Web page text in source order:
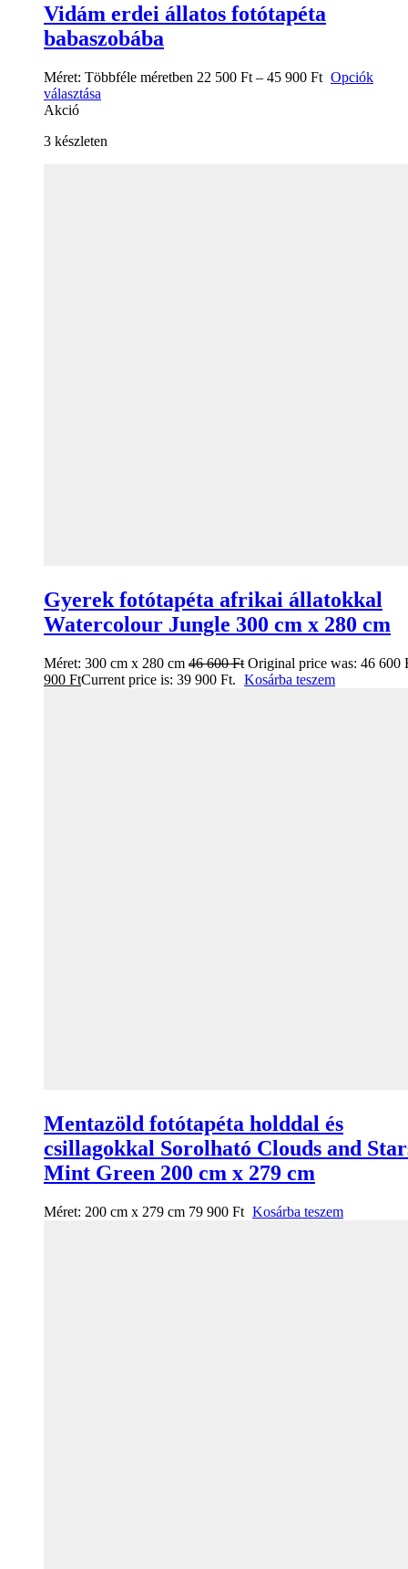
Vidám erdei állatos fotótapéta
babaszobába
Méret: Többféle méretben 22 500 Ft – 45 900 Ft Opciók
választása
Akció
3 készleten
Gyerek fotótapéta afrikai állatokkal
Watercolour Jungle 300 cm x 280 cm
Méret: 300 cm x 280 cm 46 600Ft Original price was: 46 600
900 FtCurrent price is: 39 900 Ft. Kosárba teszem
Mentazöld fotótapéta holddal és
csillagokkal Sorolható Clouds and
Mint Green 200 cm x 279 cm
Méret: 200 cm x 279 cm 79 900 Ft Kosárba teszem